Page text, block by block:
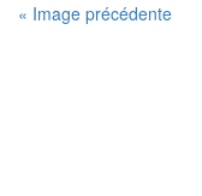
« Image précédente